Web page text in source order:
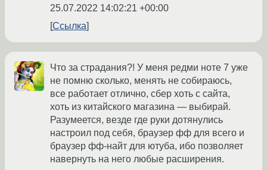
25.07.2022 14:02:21 +00:00
Ссылка
Что за страдания?! У меня редми ноте 7 уже
не помню сколько, менять не собираюсь,
все работает отлично, сбер хоть с сайта,
хоть из китайского магазина — выбирай.
Разумеется, везде где руки дотянулись
настроил под себя, браузер фф для всего и
браузер фф-найт для ютуба, ибо позволяет
навернуть на него любые расширения.